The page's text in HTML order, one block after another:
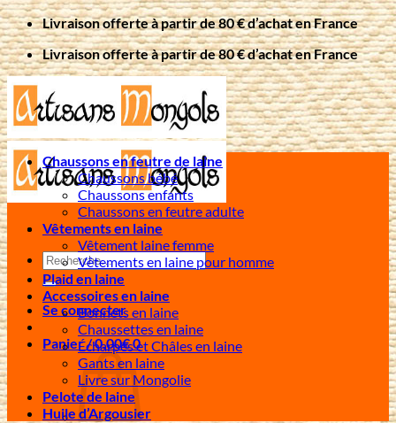
Passer
au
contenu
Livraison offerte à partir de 80 € d’achat en France
Livraison offerte à partir de 80 € d’achat en France
Recherche
pour :
Se connecter
Panier /0,00€0
Chaussons en feutre de laine
Chaussons bébé
Chaussons enfants
Chaussons en feutre adulte
Vêtements en laine
Vêtement laine femme
Vêtements en laine pour homme
Plaid en laine
Accessoires en laine
Bonnets en laine
Chaussettes en laine
Écharpes et Châles en laine
Gants en laine
Livre sur Mongolie
Pelote de laine
Huile d’Argousier